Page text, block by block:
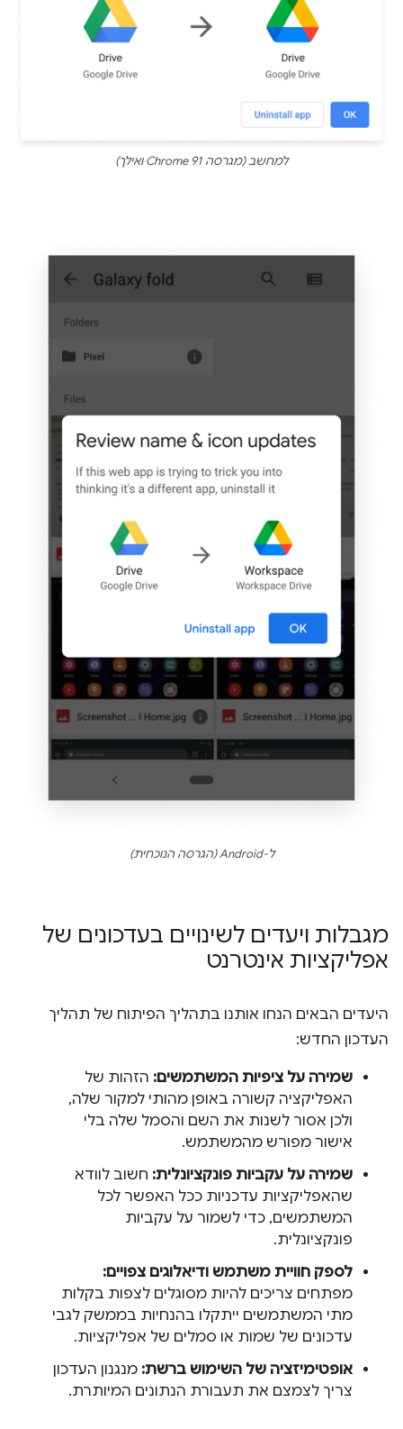
למחשב (מגרסה Chrome 91 ואילך)
ל-Android (הגרסה הנוכחית)
מגבלות ויעדים לשינויים בעדכונים של
אפליקציות אינטרנט
היעדים הבאים הנחו אותנו בתהליך הפיתוח של תהליך
העדכון החדש:
שמירה על ציפיות המשתמשים: הזהות של
האפליקציה קשורה באופן מהותי למקור שלה,
ולכן אסור לשנות את השם והסמל שלה בלי
אישור מפורש מהמשתמש.
שמירה על עקביות פונקציונלית: חשוב לוודא
שהאפליקציות עדכניות ככל האפשר לכל
המשתמשים, כדי לשמור על עקביות
פונקציונלית.
לספק חוויית משתמש ודיאלוגים צפויים:
מפתחים צריכים להיות מסוגלים לצפות בקלות
מתי המשתמשים ייתקלו בהנחיות בממשק לגבי
עדכונים של שמות או סמלים של אפליקציות.
אופטימיזציה של השימוש ברשת: מנגנון העדכון
צריך לצמצם את תעבורת הנתונים המיותרת.